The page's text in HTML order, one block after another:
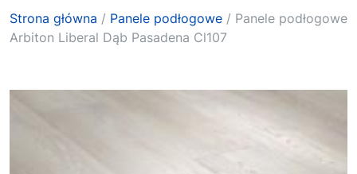
Strona główna / Panele podłogowe / Panele podłogowe
Arbiton Liberal Dąb Pasadena Cl107